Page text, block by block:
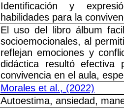
Identificación y
habilidades para la
El uso del libro álbum
socioemocionales, al
reflejan emociones y
didáctica resultó efectiva
convivencia en el aula,
Morales et al., (2022)
Autoestima, ansiedad,